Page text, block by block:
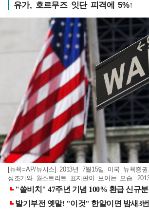
유가, 호르무즈 잇단 피격에 5%↑
[뉴욕=AP/뉴시스] 2013년 7월15일 미국 뉴욕증권
성조기와 월스트리트 표지판이 보이는 모습.